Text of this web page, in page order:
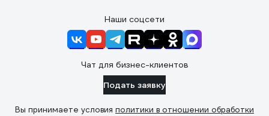
Наши соцсети
Чат для бизнес-клиентов
Подать заявку
Вы принимаете условия политики в отношении обработки